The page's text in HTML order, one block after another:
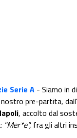
Serie A - Siamo in
pre-partita,
, accolto dal
"Mer*e", fra gli altri